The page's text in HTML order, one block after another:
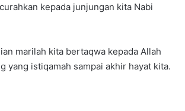
kepada junjungan kita Nabi
marilah kita bertaqwa kepada Allah
yang istiqamah sampai akhir hayat kita.